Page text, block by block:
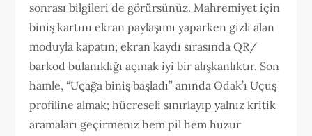
sonrası bilgileri de görürsünüz. Mahremiyet için
biniş kartını ekran paylaşımı yaparken gizli alan
moduyla kapatın; ekran kaydı sırasında QR/
barkod bulanıklığı açmak iyi bir alışkanlıktır. Son
hamle, “Uçağa biniş başladı” anında Odak’ı Uçuş
profiline almak; hücreseli sınırlayıp yalnız kritik
aramaları geçirmeniz hem pil hem huzur